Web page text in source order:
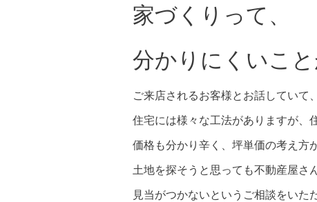
家づくりって、
分かりにくいこと
ご来店されるお客様とお話していて
住宅には様々な工法がありますが、
価格も分かり辛く、坪単価の考え方
土地を探そうと思っても不動産屋さ
見当がつかないというご相談をいた